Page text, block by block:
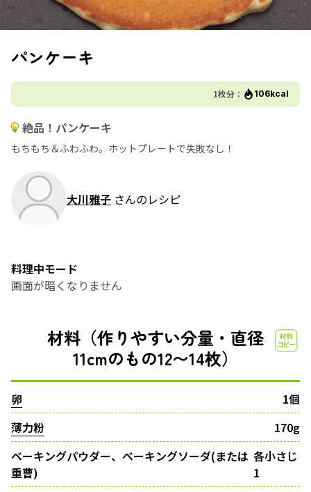
パンケーキ
1枚分： 106kcal
絶品！パンケーキ
もちもち＆ふわふわ。ホットプレートで失敗なし！
大川雅子 さんのレシピ
料理中モード
画面が暗くなりません
材料（作りやすい分量・直径
11cmのもの12〜14枚）
卵
1個
薄力粉
170g
ベーキングパウダー、ベーキングソーダ(または
重曹)
各小さじ
1